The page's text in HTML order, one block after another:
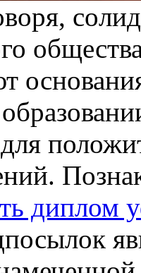
диплом